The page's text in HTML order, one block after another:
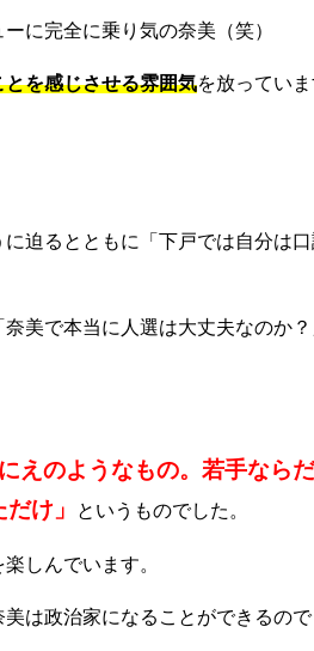
に完全に乗り気の奈美（笑）
を感じさせる雰囲気を放っていま
迫るとともに「下戸では自分は
美で本当に人選は大丈夫なのか？
えのようなもの。若手なら
け」
というものでした。
しんでいます。
は政治家になることができるので